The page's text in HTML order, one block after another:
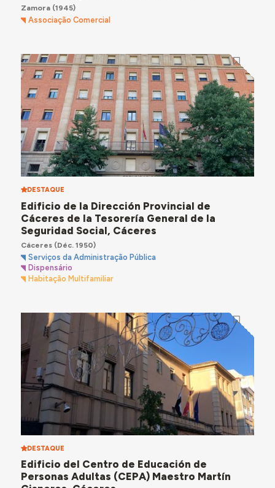
Zamora(1945)
Associação Comercial
DESTAQUE
Edificio de la Dirección Provincial de
Cáceres de la Tesorería General de la
Seguridad Social, Cáceres
Cáceres(Déc. 1950)
Serviços da Administração Pública
Dispensário
Habitação Multifamiliar
DESTAQUE
Edificio del Centro de Educación de
Personas Adultas (CEPA) Maestro Martín